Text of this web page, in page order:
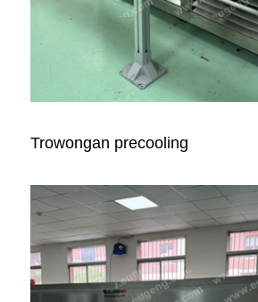
Trowongan precooling